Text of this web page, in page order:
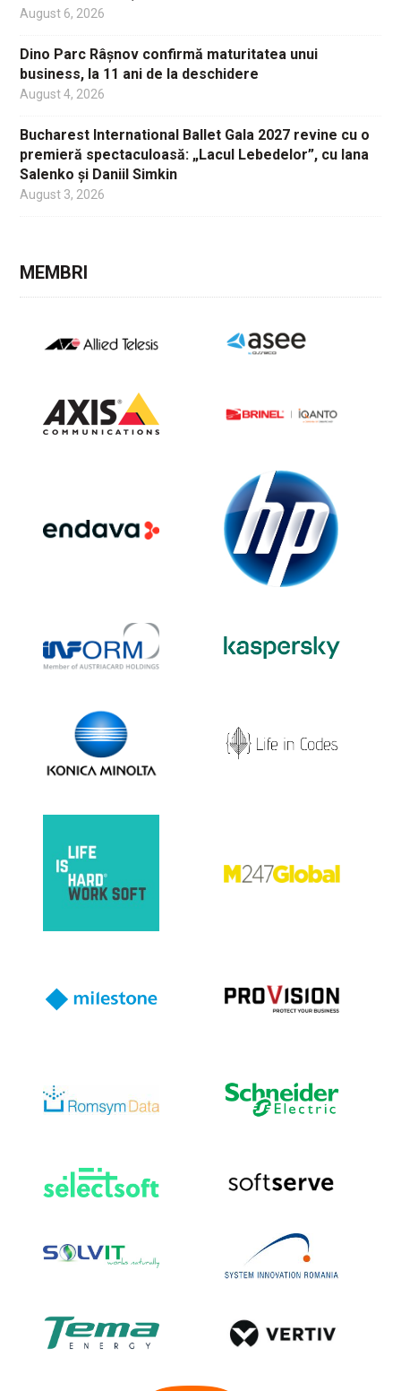
August 6, 2026
Dino Parc Râșnov confirmă maturitatea unui
business, la 11 ani de la deschidere
August 4, 2026
Bucharest International Ballet Gala 2027 revine cu o
premieră spectaculoasă: „Lacul Lebedelor”, cu Iana
Salenko și Daniil Simkin
August 3, 2026
MEMBRI